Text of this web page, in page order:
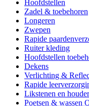
Hoofdstellen
Zadel & toebehoren
Longeren
Zwepen
Rapide
Ruiter kleding
Hoofdstellen
Dekens
Verlichting &
Rapide
Likstenen en
Poetsen & wassen